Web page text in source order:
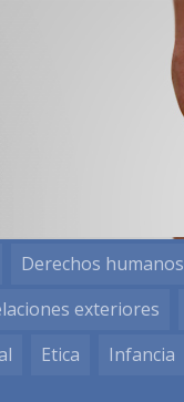
Derechos humanos
exteriores
Etica Infancia